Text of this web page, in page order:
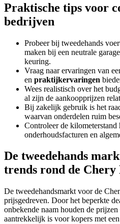
Praktische tips voor
bedrijven
Probeer bij tweedehands
maken bij een neutrale
keuring.
Vraag naar ervaringen van
en praktijkervaringen
Wees realistisch over het
al zijn de aankoopprijzen
Bij zakelijk gebruik is het
waarvan onderdelen ruim
Controleer de
onderhoudsfacturen en
De tweedehands
trends rond de Chery
De tweedehandsmarkt voor de
prijsgedreven. Door het beperkte
onbekende naam houden de
aantrekkelijk is voor kopers met